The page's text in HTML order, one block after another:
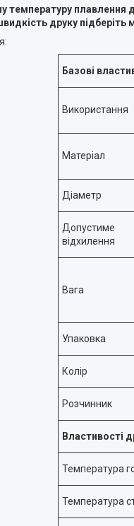
температуру плавлення
друку підберіть
Базові
Використання
Матеріал
Діаметр
Допустиме
відхилення
Вага
Упаковка
Колір
Розчинник
Властивості
Температура
Температура